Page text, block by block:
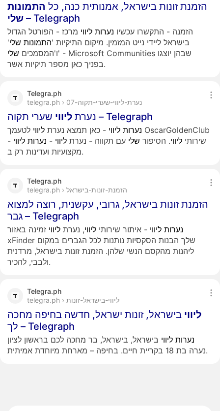
הזמנת זונות בישראל, אמנותית כנה, כל התמונות
שלי – Telegraph
הזמנה - התקשרו עכשיו נערות ליווי מרכז - הפורטל הגדול
בישראל ליידי נייט המזמין. מיקום התיקיות 'התמונות שלי'
ו'המסמכים שלי
' - Microsoft Communities שבהן יוצגו
בפניך כאן מספר תיקיות אשר.
Telegra.ph
telegra.ph › נערת-ליווי-שערי-תקוה-07
נערת ליווי שערי תקוה – Telegraph
נערות ליווי - כאן תמצא נערת ליווי לטעמך OscarGoldenClub
- שירותי ליווי. הסיפור שלי עם תקווה - נערת ליווי - נערות ליווי
מקצועיות ועדינות רק ב.
Telegra.ph
telegra.ph › הזמנת-זונות-בישראל
הזמנת זונות בישראל, גרובי, עקשנית, רוצה למצוא
גבר – Telegraph
נערות ליווי - איתור שירותי ליווי, נערת ליווי זמינה באזור
xFinder שלך הבנות הסקסיות נותנות לכל הגברים במקום
ליהנות מהקסם הנשי שלהן. הזמנת זונות בישראל, מרדנית
ולבבי, להכיר.
Telegra.ph
telegra.ph › ליווי-בישראל-זונות
ליווי בישראל, זונות ישראל, חדשה בחיפה מחכה
לך – Telegraph
נערות ליווי בישראל, בישראל, בר מחכה לכם בראשון לציון
נערה בת 18 בקריית חיים. בחיפה – מארחת מיוחדת אמיתית.